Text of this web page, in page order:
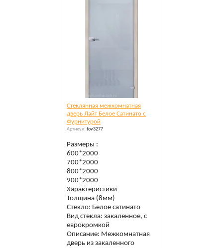
Cтеклянная межкомнатная
дверь Лайт Белое Сатинато c
Фурнитурой
Артикул: tov3277
Размеры :
600*2000
700*2000
800*2000
900*2000
Характеристики
Толщина (8мм)
Стекло: Белое сатинато
Вид стекла: закаленное, с
еврокромкой
Описание: Межкомнатная
дверь из закаленного